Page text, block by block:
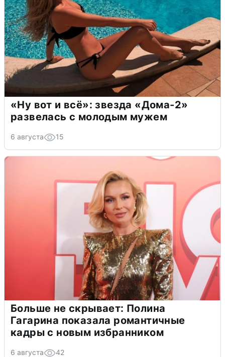
«Ну вот и всё»: звезда «Дома-2»
развелась с молодым мужем
6 августа 15
Больше не скрывает: Полина
Гагарина показала романтичные
кадры с новым избранником
6 августа 42